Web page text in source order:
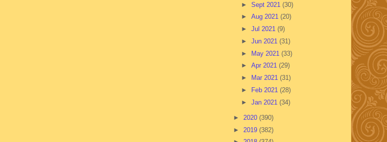
► Sept 2021 (30)
► Aug 2021 (20)
► Jul 2021 (9)
► Jun 2021 (31)
► May 2021 (33)
► Apr 2021 (29)
►
Mar 2021 (31)
►
Feb 2021 (28)
► Jan 2021 (34)
► 2020 (390)
► 2019 (382)